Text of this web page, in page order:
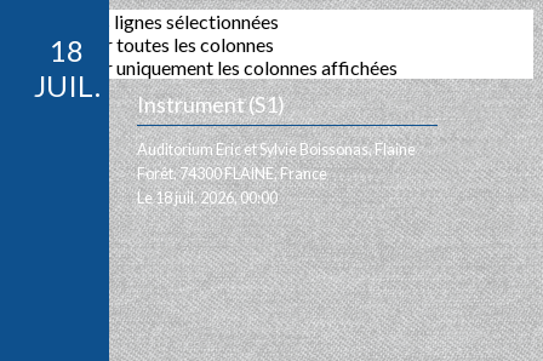
Exporter les lignes sélectionnées
Exporter toutes les colonnes
Exporter uniquement les colonnes affichées
18
JUIL.
Instrument (S1)
Auditorium Eric et Sylvie Boissonas, Flaine
Forêt, 74300 FLAINE, France
Le 18 juil. 2026, 00:00